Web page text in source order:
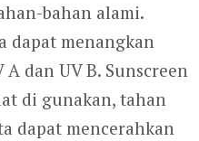
bahan alami.
dapat menangkan
dan UV B. Sunscreen
di gunakan, tahan
dapat mencerahkan